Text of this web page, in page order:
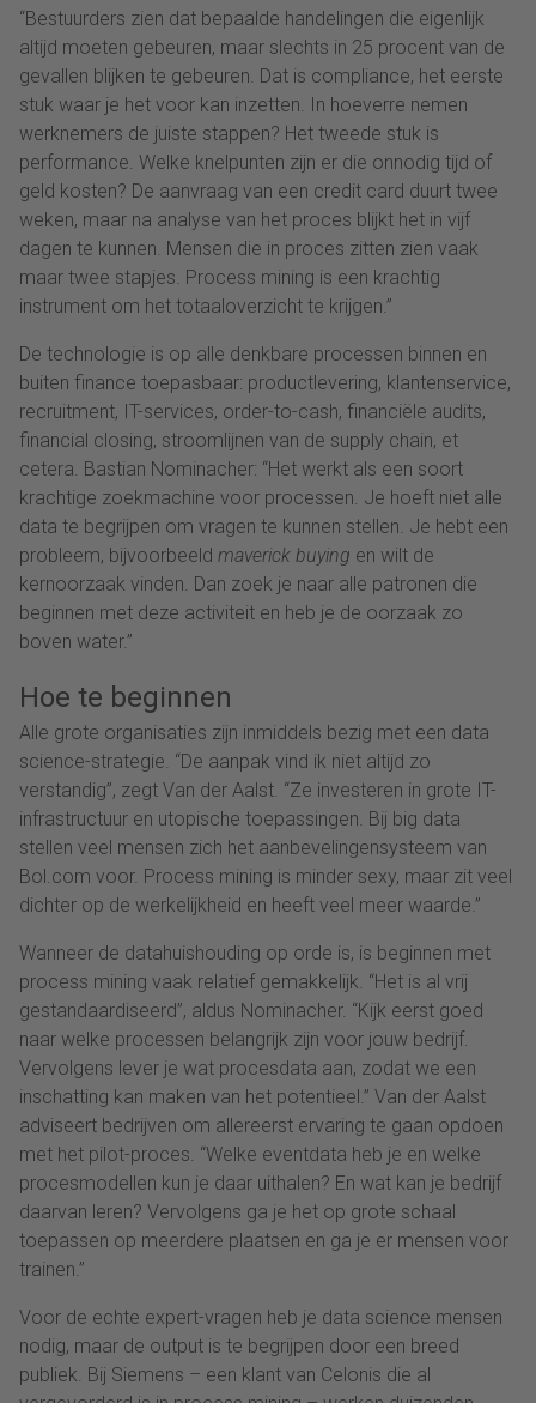
“Bestuurders zien dat bepaalde handelingen die eigenlijk
altijd moeten gebeuren, maar slechts in 25 procent van de
gevallen blijken te gebeuren. Dat is compliance, het eerste
stuk waar je het voor kan inzetten. In hoeverre nemen
werknemers de juiste stappen? Het tweede stuk is
performance. Welke knelpunten zijn er die onnodig tijd of
geld kosten? De aanvraag van een credit card duurt twee
weken, maar na analyse van het proces blijkt het in vijf
dagen te kunnen. Mensen die in proces zitten zien vaak
maar twee stapjes. Process mining is een krachtig
instrument om het totaaloverzicht te krijgen.”
De technologie is op alle denkbare processen binnen en
buiten finance toepasbaar: productlevering, klantenservice,
recruitment, IT-services, order-to-cash, financiële audits,
financial closing, stroomlijnen van de supply chain, et
cetera. Bastian Nominacher: “Het werkt als een soort
krachtige zoekmachine voor processen. Je hoeft niet alle
data te begrijpen om vragen te kunnen stellen. Je hebt een
probleem, bijvoorbeeld maverick buying en wilt de
kernoorzaak vinden. Dan zoek je naar alle patronen die
beginnen met deze activiteit en heb je de oorzaak zo
boven water.”
Hoe te beginnen
Alle grote organisaties zijn inmiddels bezig met een data
science-strategie. “De aanpak vind ik niet altijd zo
verstandig”, zegt Van der Aalst. “Ze investeren in grote IT-
infrastructuur en utopische toepassingen. Bij big data
stellen veel mensen zich het aanbevelingensysteem van
Bol.com voor. Process mining is minder sexy, maar zit veel
dichter op de werkelijkheid en heeft veel meer waarde.”
Wanneer de datahuishouding op orde is, is beginnen met
process mining vaak relatief gemakkelijk. “Het is al vrij
gestandaardiseerd”, aldus Nominacher. “Kijk eerst goed
naar welke processen belangrijk zijn voor jouw bedrijf.
Vervolgens lever je wat procesdata aan, zodat we een
inschatting kan maken van het potentieel.” Van der Aalst
adviseert bedrijven om allereerst ervaring te gaan opdoen
met het pilot-proces. “Welke eventdata heb je en welke
procesmodellen kun je daar uithalen? En wat kan je bedrijf
daarvan leren? Vervolgens ga je het op grote schaal
toepassen op meerdere plaatsen en ga je er mensen voor
trainen.”
Voor de echte expert-vragen heb je data science mensen
nodig, maar de output is te begrijpen door een breed
publiek. Bij Siemens – een klant van Celonis die al